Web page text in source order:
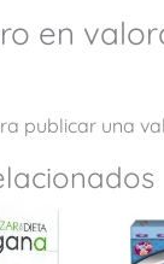
en
publicar una